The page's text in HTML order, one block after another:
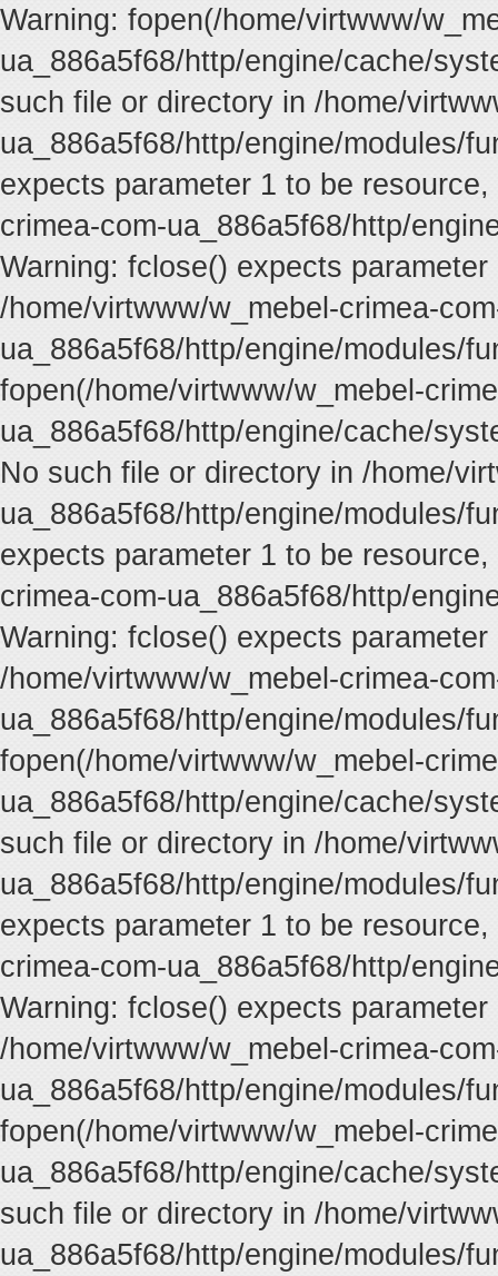
Warning: fopen(/home/virtwww/
ua_886a5f68/http/engine/cache/
such file or directory in /home/
ua_886a5f68/http/engine/modules/
expects parameter 1 to be
crimea-com-ua_886a5f68/http/
Warning: fclose() expects
/home/virtwww/w_mebel-crimea-
ua_886a5f68/http/engine/modules/
fopen(/home/virtwww/w_mebel-
ua_886a5f68/http/engine/cache/
No such file or directory in /home/
ua_886a5f68/http/engine/modules/
expects parameter 1 to be
crimea-com-ua_886a5f68/http/
Warning: fclose() expects
/home/virtwww/w_mebel-crimea-
ua_886a5f68/http/engine/modules/
fopen(/home/virtwww/w_mebel-
ua_886a5f68/http/engine/cache/
such file or directory in /home/
ua_886a5f68/http/engine/modules/
expects parameter 1 to be
crimea-com-ua_886a5f68/http/
Warning: fclose() expects
/home/virtwww/w_mebel-crimea-
ua_886a5f68/http/engine/modules/
fopen(/home/virtwww/w_mebel-
ua_886a5f68/http/engine/cache/
such file or directory in /home/
ua_886a5f68/http/engine/modules/